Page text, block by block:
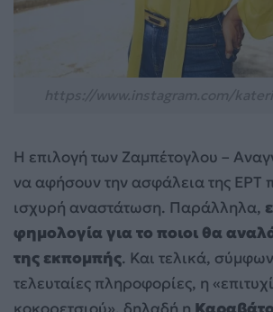
Η επιλογή των Ζαμπέτογλου –
να αφήσουν την ασφάλεια της ΕΡΤ
ισχυρή αναστάτωση. Παράλληλα,
φημολογία για το ποιοι θα
της εκπομπής. Και τελικά,
τελευταίες πληροφορίες, η